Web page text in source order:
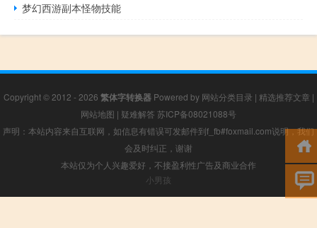
梦幻西游副本怪物技能
Copyright © 2012 - 2026 繁体字转换器Powered by 网站分类目录 | 精选推荐文章 |
网站地图 | 疑难解答 苏ICP备08021088号
声明：本站内容来自互联网，如信息有错误可发邮件到f_fb#foxmail.com说明，我们
会及时纠正，谢谢
本站仅为个人兴趣爱好，不接盈利性广告及商业合作
小男孩